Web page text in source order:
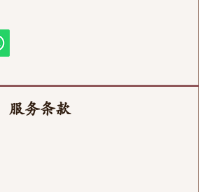
服务条款